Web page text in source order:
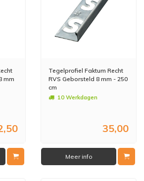
mm
Tegelprofiel Faktum Recht
RVS Geborsteld 8 mm - 250
cm
10 Werkdagen
35,00
Meer info